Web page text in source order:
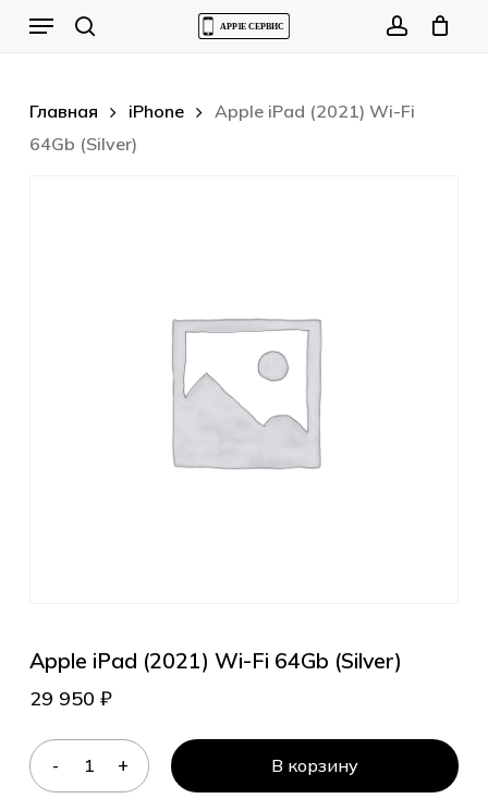
Menu
Главная iPhone
Apple iPad (2021) Wi-Fi
64Gb (Silver)
Apple iPad (2021) Wi-Fi 64Gb (Silver)
29 950 ₽
В корзину